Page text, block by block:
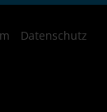
Datenschutz